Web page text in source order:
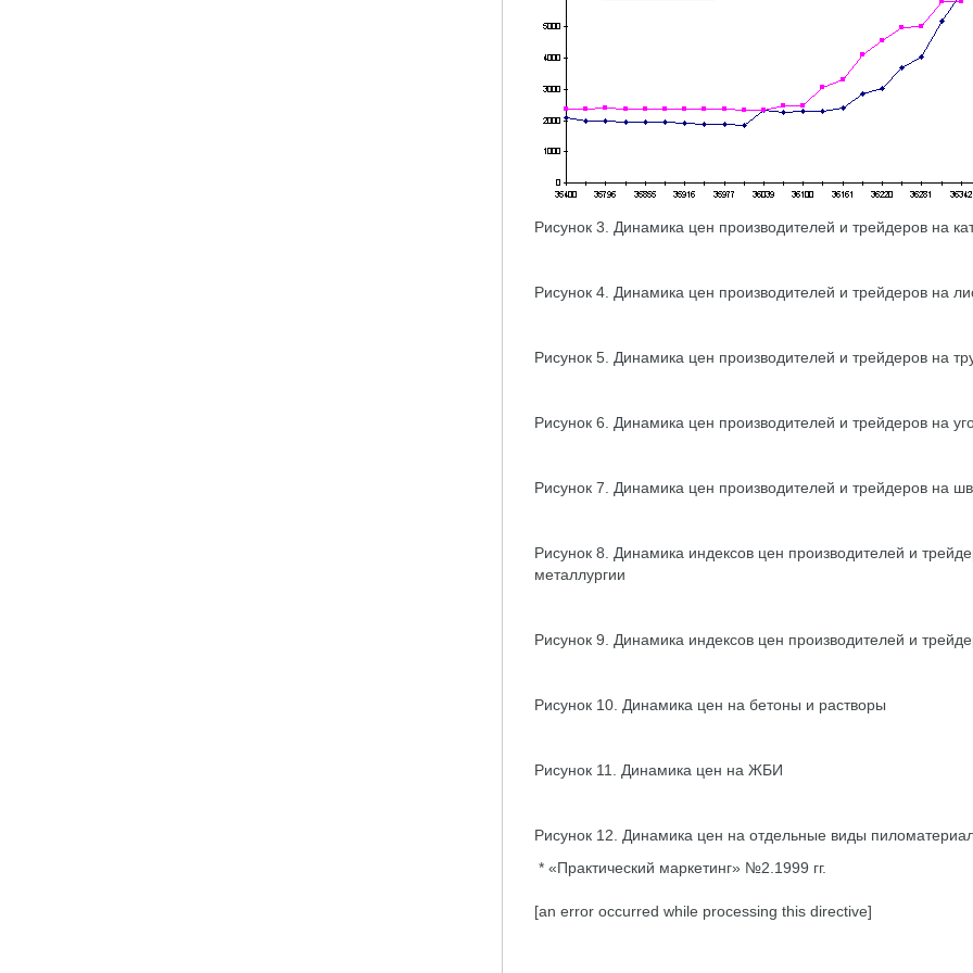
Рисунок 3. Динамика цен производителей и трейдеров на
Рисунок 4. Динамика цен производителей и трейдеров на
Рисунок 5. Динамика цен производителей и трейдеров на
Рисунок 6. Динамика цен производителей и трейдеров на
Рисунок 7. Динамика цен производителей и трейдеров на
Рисунок 8. Динамика индексов цен производителей и
металлургии
Рисунок 9. Динамика индексов цен производителей и
Рисунок 10. Динамика цен на бетоны и растворы
Рисунок 11. Динамика цен на ЖБИ
Рисунок 12. Динамика цен на отдельные виды
* «Практический маркетинг» №2.1999 гг.
[an error occurred while processing this directive]